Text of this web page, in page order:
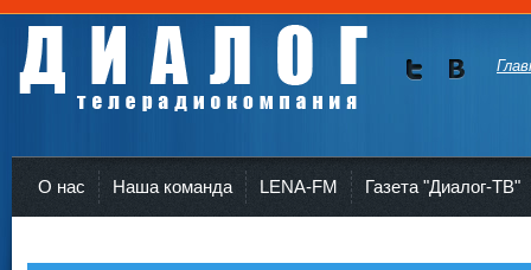
О нас Наша команда LENA-FM Газета "Диалог-ТВ"